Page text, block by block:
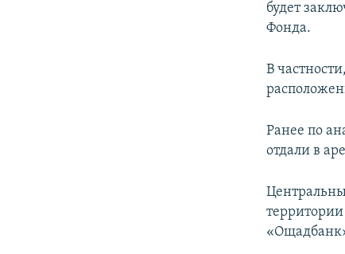
будет
Фонда.
В
Ранее по
отдали в